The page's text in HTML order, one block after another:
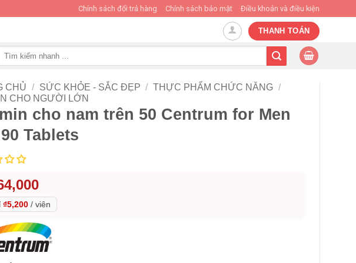
Chính sách đổi trả hàng Chính sách bảo mật Điều khoản và điều kiện
THANH TOÁN
CHỦ / SỨC KHỎE - SẮC ĐẸP / THỰC PHẨM CHỨC NĂNG /
CHO NGƯỜI LỚN
cho nam trên 50 Centrum for Men
Tablets
₫5,200 / viên